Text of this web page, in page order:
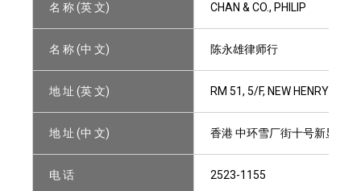
名 称 (英 文) CHAN & CO., PHILIP
名 称 (中 文) 陈永雄律师行
地 址 (英 文) RM 51, 5/F, NEW HENRY
地 址 (中 文) 香港 中环雪厂街十号新显利
电 话 2523-1155